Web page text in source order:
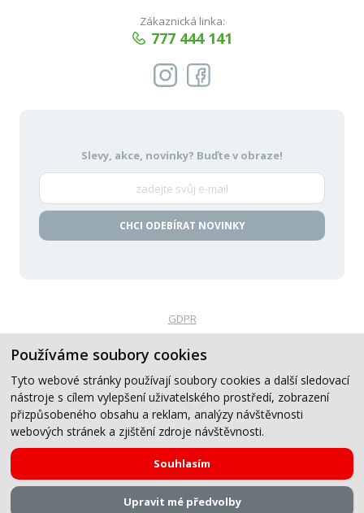
Používáme soubory cookies
Tyto webové stránky používají soubory cookies a další sledovací
nástroje s cílem vylepšení uživatelského prostředí, zobrazení
přizpůsobeného obsahu a reklam, analýzy návštěvnosti
webových stránek a zjištění zdroje návštěvnosti.
Souhlasím
Upravit mé předvolby
Zákaznická linka:
777 444 141
Slevy, akce, novinky? Buďte v obraze!
CHCI ODEBÍRAT NOVINKY
© 2019-2026, CB Auto, All Rights Reserved.
GDPR
VOP
Created by